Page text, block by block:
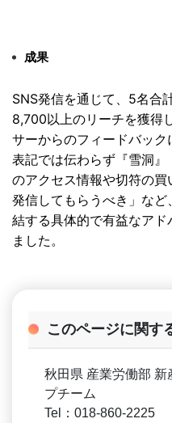
成果
SNS発信を通じて、5名合
8,700以上のリーチを獲得
サーからのフィードバック
表記では伝わらず『雪洞
のアクセス情報や切符の買
発信してもらうべき」など、
結する具体的で有益なアド
ました。
このページに関す
秋田県 産業労働部 新
プチーム
Tel：018-860-2225